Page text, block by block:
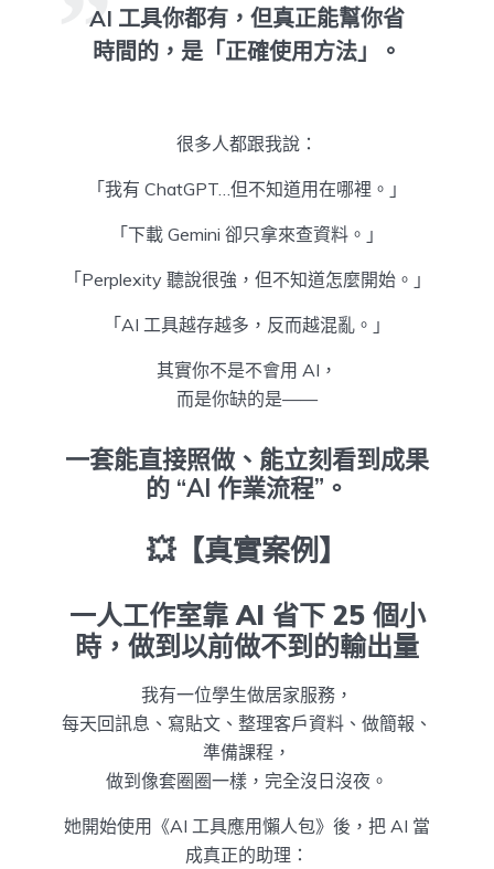
AI 工具你都有，但真正能幫你省
時間的，是「正確使用方法」。
很多人都跟我說：
「我有 ChatGPT…但不知道用在哪裡。」
「下載 Gemini 卻只拿來查資料。」
「Perplexity 聽說很強，但不知道怎麼開始。」
「AI 工具越存越多，反而越混亂。」
其實你不是不會用 AI，
而是你缺的是——
一套能直接照做、能立刻看到成果
的 “AI 作業流程”。
💥【真實案例】
一人工作室靠 AI 省下 25 個小
時，做到以前做不到的輸出量
我有一位學生做居家服務，
每天回訊息、寫貼文、整理客戶資料、做簡報、
準備課程，
做到像套圈圈一樣，完全沒日沒夜。
她開始使用《AI 工具應用懶人包》後，把 AI 當
成真正的助理：